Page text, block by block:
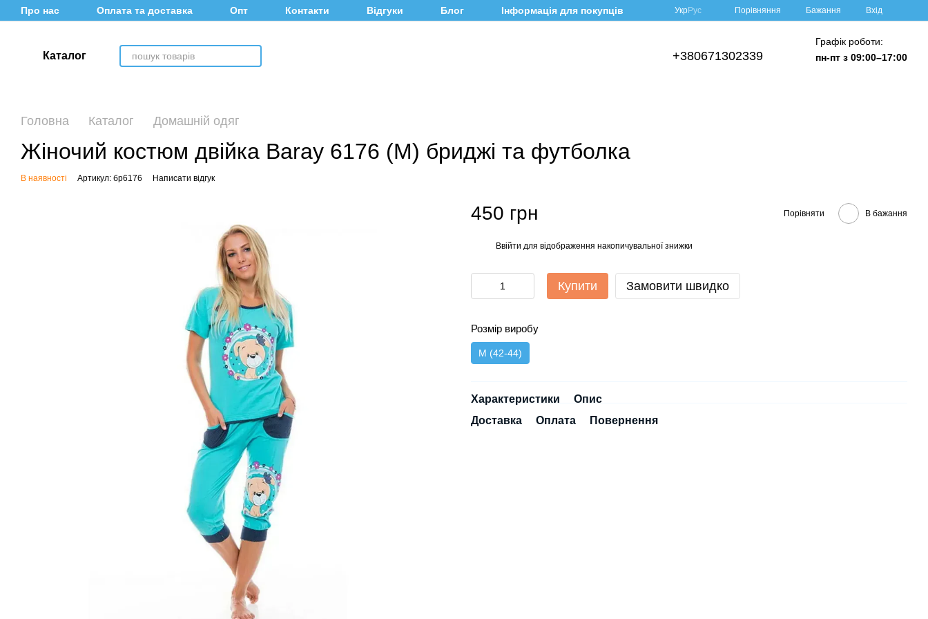
Перейти до основного контенту
Про нас Оплата та доставка Опт Контакти Відгуки Блог Інформація для покупців УкрРус Порівняння Бажання Вхід
Каталог +380671302339
Графік роботи:
пн-пт з 09:00–17:00
Головна Каталог Домашній одяг
Жіночий костюм двійка Baray 6176 (M) бриджі та футболка
В наявності Артикул: бр6176 Написати відгук
450 грн Порівняти В бажання
Ввійти для відображення накопичувальної знижки
Купити Замовити швидко
Розмір виробу
M (42-44)
Характеристики
Опис
Доставка
Оплата Повернення